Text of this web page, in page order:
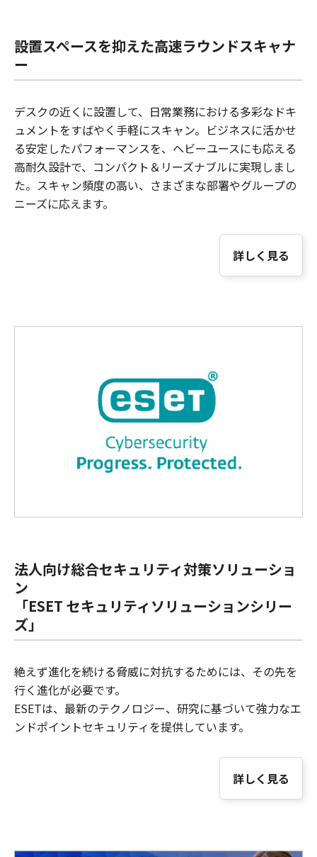
設置スペースを抑えた高速ラウンドスキャナ
ー
デスクの近くに設置して、日常業務における多彩なドキ
ュメントをすばやく手軽にスキャン。ビジネスに活かせ
る安定したパフォーマンスを、ヘビーユースにも応える
高耐久設計で、コンパクト＆リーズナブルに実現しまし
た。スキャン頻度の高い、さまざまな部署やグループの
ニーズに応えます。
詳しく見る
法人向け総合セキュリティ対策ソリューショ
ン
「ESET セキュリティソリューションシリー
ズ」
絶えず進化を続ける脅威に対抗するためには、その先を
行く進化が必要です。
​ESETは、最新のテクノロジー、研究に基づいて強力なエ
ンドポイントセキュリティを提供しています。
詳しく見る